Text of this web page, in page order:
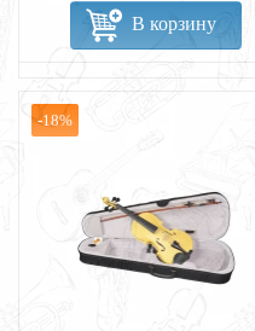
В корзину
-18%